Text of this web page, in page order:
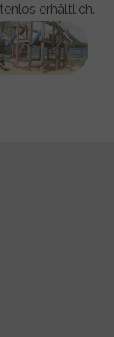
larger version
erhältlich.